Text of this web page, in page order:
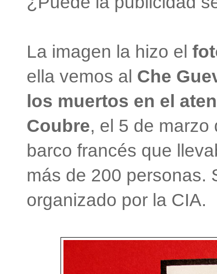
La imagen la hizo el
ella vemos al Che
los muertos en el
Coubre, el 5 de
barco francés que
más de 200 personas.
organizado por la CIA.